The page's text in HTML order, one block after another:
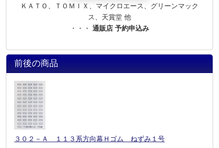
ＫＡＴＯ、ＴＯＭＩＸ、マイクロエース、グリーンマック
ス、天賞堂 他
・・・ 通販店 予約申込み
前後の商品
３０２－Ａ １１３系方向幕Ｈゴム ねずみ１号